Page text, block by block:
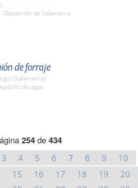
Diputación de Salamanca
de forraje
(Salamanca)
de agua
254de 434
3 4 5 6 7 8 9
10
15 16 17 18 19
20